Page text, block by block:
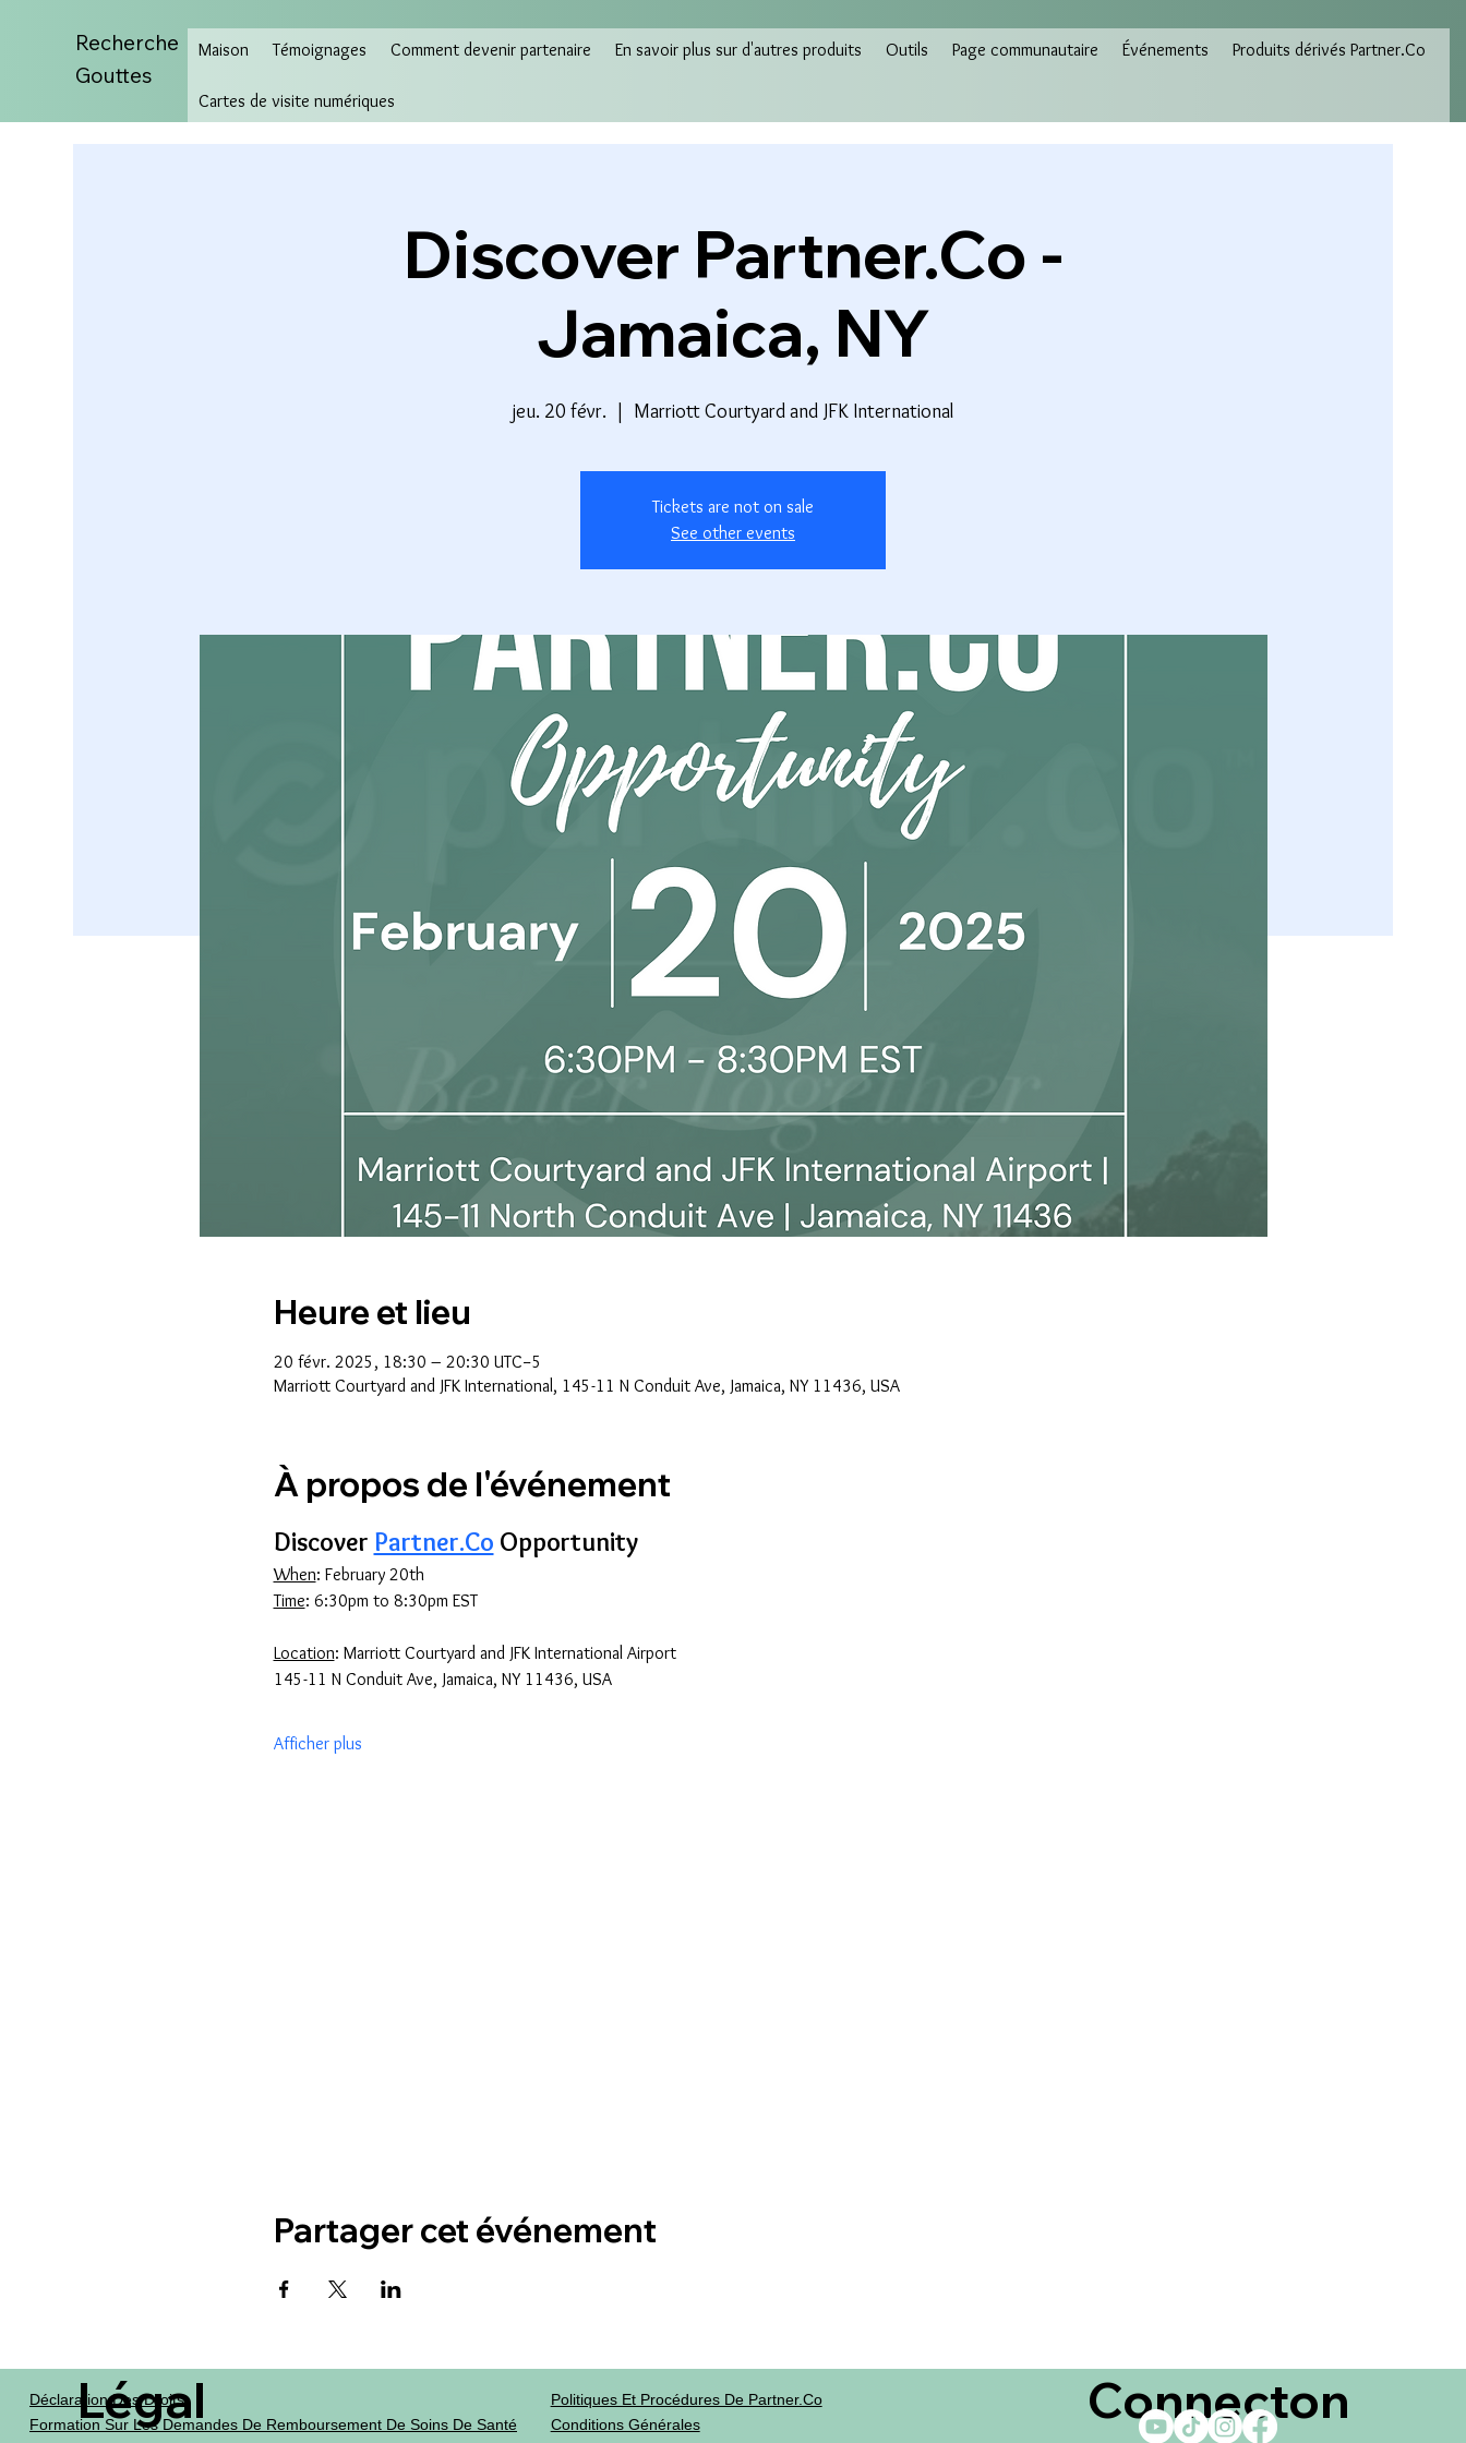
Recherche
Gouttes
Maison Témoignages Comment devenir partenaire En savoir plus sur d'autres produits Outils Page communautaire Événements Produits dérivés Partner.Co
Cartes de visite numériques
Discover Partner.Co -
Jamaica, NY
jeu. 20 févr.
  |
Marriott Courtyard and JFK International
Tickets are not on sale
See other events
Heure et lieu
20 févr. 2025, 18:30 – 20:30 UTC−5
Marriott Courtyard and JFK International, 145-11 N Conduit Ave, Jamaica, NY 11436, USA
À propos de l'événement
Discover Partner.Co Opportunity
When: February 20th
Time: 6:30pm to 8:30pm EST
Location: Marriott Courtyard and JFK International Airport
145-11 N Conduit Ave, Jamaica, NY 11436, USA
Afficher plus
Partager cet événement
Déclaration Des Droits
Légal
Formation Sur Les Demandes De Remboursement De Soins De Santé
Politiques Et Procédures De Partner.co
Conditions Générales
Connecton